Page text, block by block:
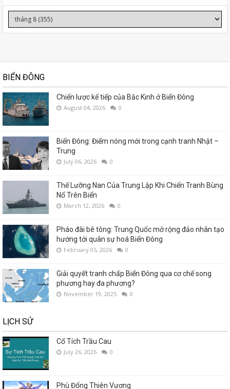
BIỂN ĐÔNG
Chiến lược kế tiếp của Bắc Kinh ở Biển Đông
August 04, 2026 0
Biển Đông: Điểm nóng mới trong cạnh tranh Nhật –
Trung
July 06, 2026 0
Thế Lưỡng Nan Của Trung Lập Khi Chiến Tranh Bùng
Nổ Trên Biển
March 12, 2026 0
Pháo đài bê tông: Trung Quốc mở rộng đảo nhân tạo
hướng tới quân sự hoá Biển Đông
February 05, 2026 0
Giải quyết tranh chấp Biển Đông qua cơ chế song
phương hay đa phương?
November 19, 2025 0
LỊCH SỬ
Cổ Tích Trầu Cau
July 26, 2026 0
Phù Đổng Thiên Vương